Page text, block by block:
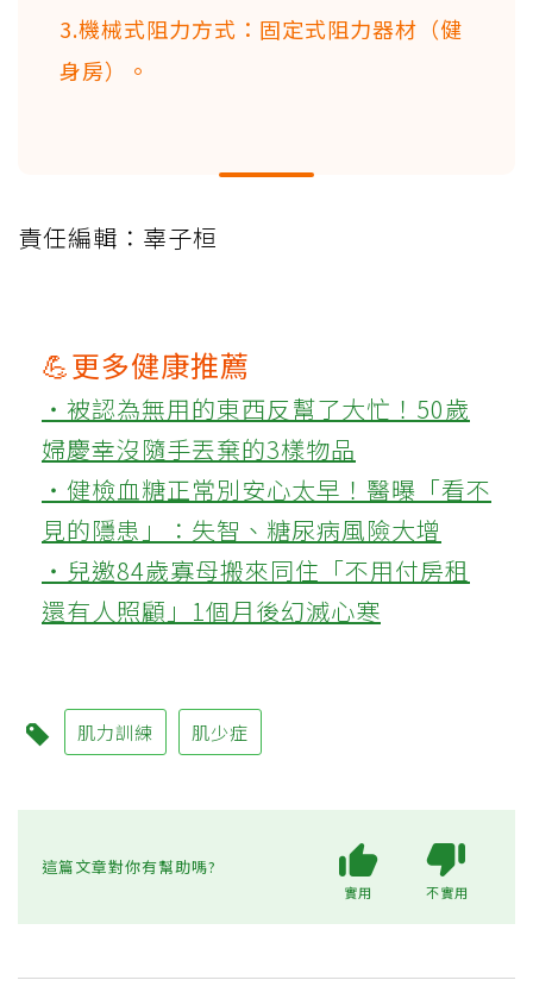
3.機械式阻力方式：固定式阻力器材（健
身房）。
責任編輯：辜子桓
💪更多健康推薦
‧被認為無用的東西反幫了大忙！50歲
婦慶幸沒隨手丟棄的3樣物品
‧健檢血糖正常別安心太早！醫曝「看不
見的隱患」：失智、糖尿病風險大增
‧兒邀84歲寡母搬來同住「不用付房租
還有人照顧」1個月後幻滅心寒
肌力訓練 肌少症
這篇文章對你有幫助嗎?
實用 不實用